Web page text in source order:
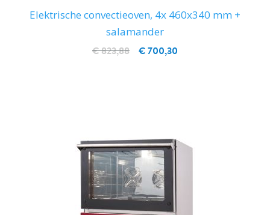
Elektrische convectieoven, 4x 460x340 mm +
salamander
€ 700,30
€ 823,88